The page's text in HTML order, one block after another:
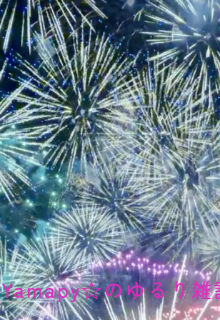
Yamapy☆のゆるり雑